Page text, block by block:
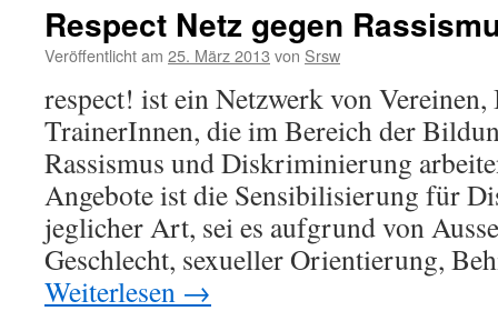
Respect Netz gegen
Veröffentlicht am 25. März 2013 von Srsw
respect! ist ein Netzwerk von
TrainerInnen, die im Bereich der
Rassismus und Diskriminierung
Angebote ist die Sensibilisierung für
jeglicher Art, sei es aufgrund von
Geschlecht, sexueller Orientierung,
Weiterlesen →